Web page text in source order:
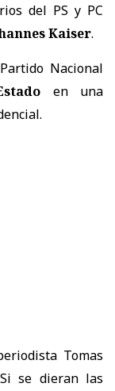
del PS y PC
Kaiser.
Nacional
en una
Tomas
se dieran las